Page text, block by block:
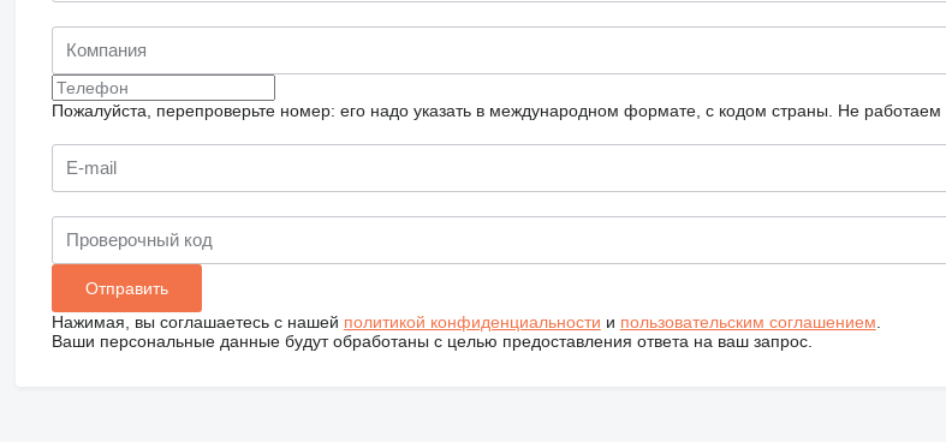
Пожалуйста, перепроверьте номер: его надо указать в международном формате, с кодом страны. Не работаем
Нажимая, вы соглашаетесь с нашей политикой конфиденциальности и пользовательским соглашением
Ваши персональные данные будут обработаны с целью предоставления ответа на ваш запрос.